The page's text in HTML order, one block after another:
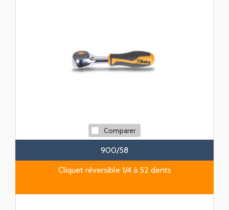
Comparer
900/58
Cliquet réversible 1/4 à 52 dents